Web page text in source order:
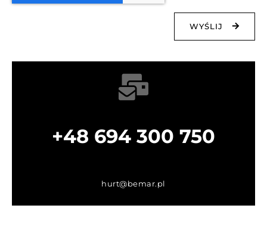
WYŚLIJ
+48 694 300 750
hurt@bemar.pl